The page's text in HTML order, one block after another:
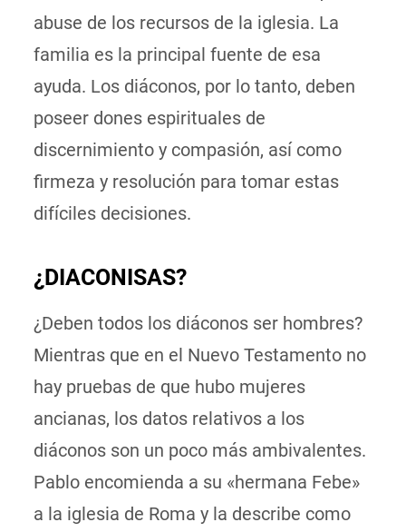
abuse de los recursos de la iglesia. La
familia es la principal fuente de esa
ayuda. Los diáconos, por lo tanto, deben
poseer dones espirituales de
discernimiento y compasión, así como
firmeza y resolución para tomar estas
difíciles decisiones.
¿DIACONISAS?
¿Deben todos los diáconos ser hombres?
Mientras que en el Nuevo Testamento no
hay pruebas de que hubo mujeres
ancianas, los datos relativos a los
diáconos son un poco más ambivalentes.
Pablo encomienda a su «hermana Febe»
a la iglesia de Roma y la describe como